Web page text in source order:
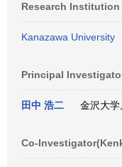
Research Institution
Kanazawa University
Principal
田中 浩二 金沢大
Co-